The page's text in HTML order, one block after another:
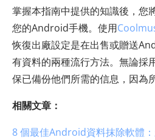
掌握本指南中提供的知識後，您
您的Android手機。使用
恢復出廠設定是在出售或贈送
有資料的兩種流行方法。無論採
保已備份他們所需的信息，因為
相關文章：
8 個最佳Android資料抹除軟體